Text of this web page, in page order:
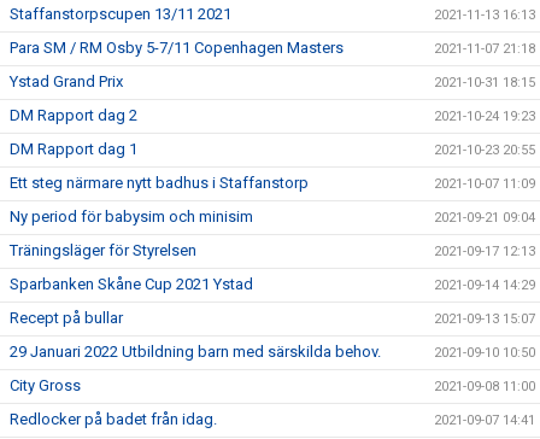
Staffanstorpscupen 13/11 2021 2021-11-13 16:13
Para SM / RM Osby 5-7/11 Copenhagen Masters 2021-11-07 21:18
Ystad Grand Prix 2021-10-31 18:15
DM Rapport dag 2 2021-10-24 19:23
DM Rapport dag 1 2021-10-23 20:55
Ett steg närmare nytt badhus i Staffanstorp 2021-10-07 11:09
Ny period för babysim och minisim 2021-09-21 09:04
Träningsläger för Styrelsen 2021-09-17 12:13
Sparbanken Skåne Cup 2021 Ystad 2021-09-14 14:29
Recept på bullar 2021-09-13 15:07
29 Januari 2022 Utbildning barn med särskilda behov. 2021-09-10 10:50
City Gross 2021-09-08 11:00
Redlocker på badet från idag. 2021-09-07 14:41